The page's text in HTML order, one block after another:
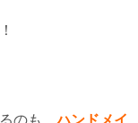
のも、ハンドメイ